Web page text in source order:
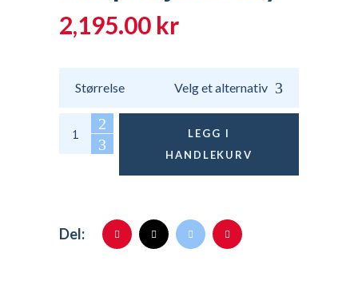
2,195.00 kr
Størrelse Velg et alternativ
Hollie kompresjonsbody quantity
LEGG I
HANDLEKURV
Del: